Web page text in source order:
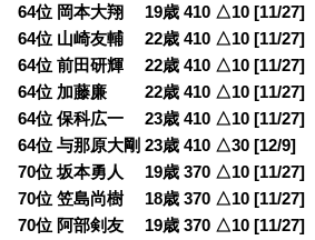
64位 岡本大翔 19歳 410 △10 [11/27]
64位 山崎友輔 22歳 410 △10 [11/27]
64位 前田研輝 22歳 410 △10 [11/27]
64位 加藤廉 22歳 410 △10 [11/27]
64位 保科広一 23歳 410 △10 [11/27]
64位 与那原大剛 23歳 410 △30 [12/9]
70位 坂本勇人 19歳 370 △10 [11/27]
70位 笠島尚樹 18歳 370 △10 [11/27]
70位 阿部剣友 19歳 370 △10 [11/27]